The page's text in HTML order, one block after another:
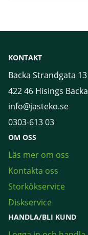
KONTAKT
Backa Strandgata 13
422 46 Hisings Backa
info@jasteko.se
0303-613 03
OM OSS
Läs mer om oss
Kontakta oss
Storkökservice
Diskservice
HANDLA/BLI KUND